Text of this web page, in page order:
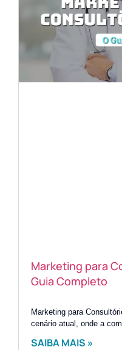
Marketing para
Guia Completo
Marketing para
cenário atual, onde a
SAIBA MAIS »